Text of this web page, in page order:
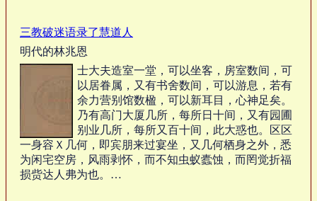
三教破迷语录了慧道人
明代的林兆恩
士大夫造室一堂，可以坐客，房室数间，可
以居眷属，又有书舍数间，可以游息，若有
余力营别馆数楹，可以新耳目，心神足矣。
乃有高门大厦几所，每所日十间，又有园圃
别业几所，每所又百十间，此大惑也。区区
一身容Ｘ几何，即宾朋来过宴坐，又几何栖身之外，悉
为闲宅空房，风雨剥怀，而不知虫蚁蠹蚀，而罔觉折福
损赀达人弗为也。…